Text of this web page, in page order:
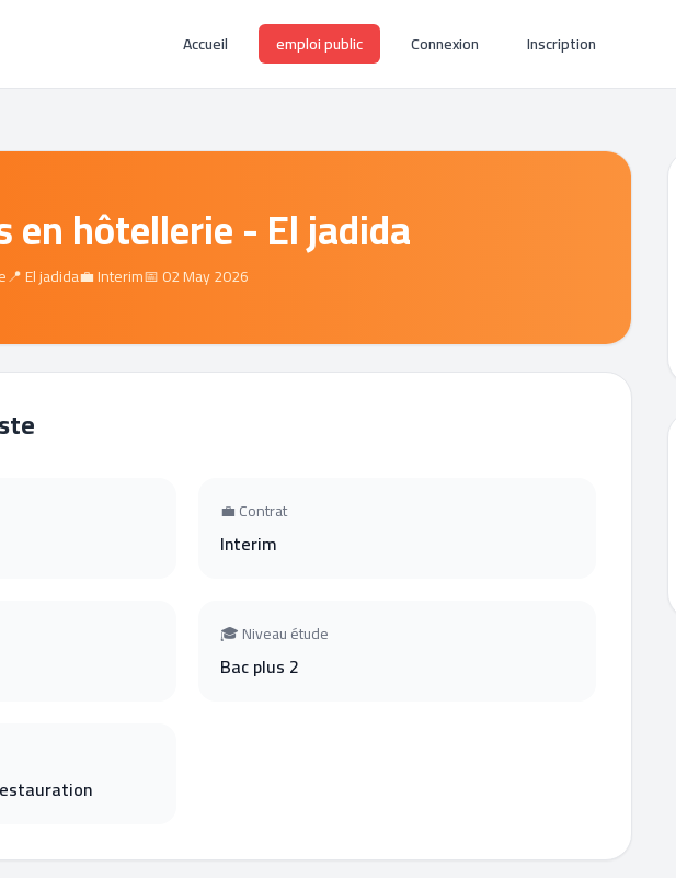
Accueil emploi public Connexion Inscription
en hôtellerie - El jadida
📍 El jadida💼 Interim📅 02 May 2026
💼 Contrat
Interim
🎓 Niveau étude
Bac plus 2